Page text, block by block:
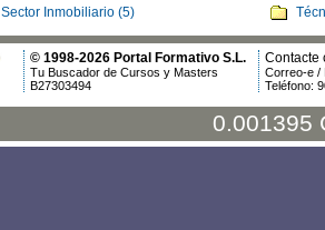
Sector Inmobiliario (5)
© 1998-2026 Portal Formativo S.L.
Tu Buscador de Cursos y Masters
B27303494
Contacte
Correo-e /
Teléfono:
0.001395